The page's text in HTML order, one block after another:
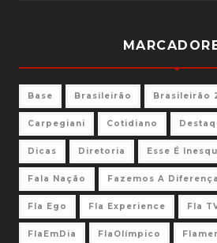
Base Brasileirão Brasileirão
Carpegiani Cotidiano
Dicas Diretoria Esse É
Fala Nação Fazemos A Diferença
Fla Ego Fla Experience Fla
FlaEmDia FlaOlímpico